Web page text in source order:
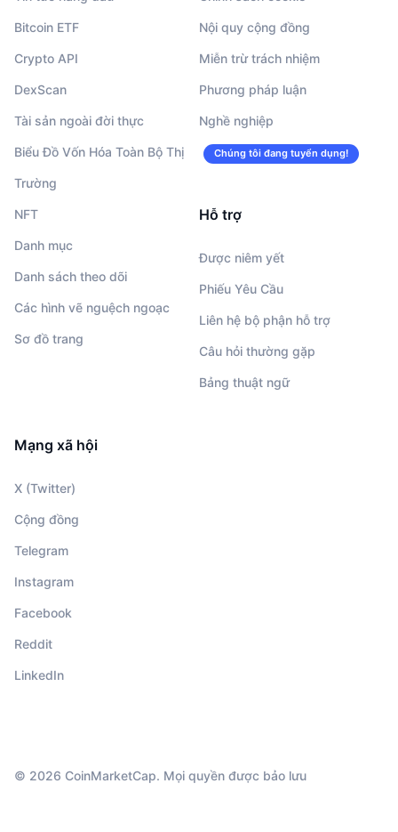
Bitcoin ETF
Crypto API
DexScan
Tài sản ngoài đời thực
Biểu Đồ Vốn Hóa Toàn Bộ Thị
Trường
NFT
Danh mục
Danh sách theo dõi
Các hình vẽ nguệch ngoạc
Sơ đồ trang
Nội quy cộng đồng
Miễn trừ trách nhiệm
Phương pháp luận
Nghề nghiệp
Chúng tôi đang tuyển dụng!
Hỗ trợ
Được niêm yết
Phiếu Yêu Cầu
Liên hệ bộ phận hỗ trợ
Câu hỏi thường gặp
Bảng thuật ngữ
Mạng xã hội
X (Twitter)
Cộng đồng
Telegram
Instagram
Facebook
Reddit
LinkedIn
© 2026 CoinMarketCap. Mọi quyền được bảo lưu